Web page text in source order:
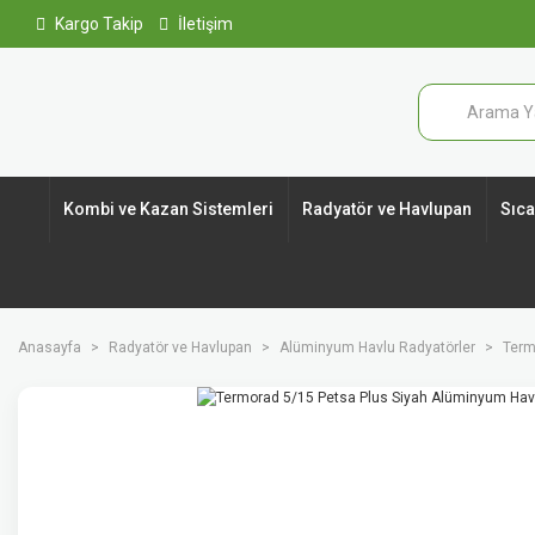
Kargo Takip İletişim
Kombi ve Kazan Sistemleri Radyatör ve Havlupan
Anasayfa Radyatör ve Havlupan Alüminyum Havlu Radyatörler